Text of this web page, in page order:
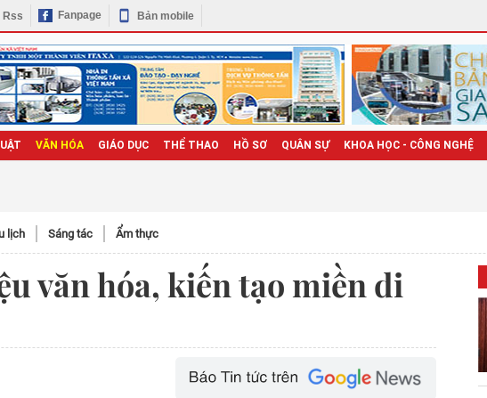
Rss Fanpage Bản mobile
VĂN HÓA GIÁO DỤC THỂ THAO HỒ SƠ QUÂN SỰ KHOA HỌC - CÔNG NGHỆ
lịch Sáng tác Ẩm thực
văn hóa, kiến tạo miền di